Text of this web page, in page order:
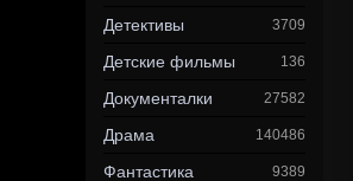
Детективы 3709
Детские фильмы 136
Документалки 27582
Драма 140486
Фантастика 9389